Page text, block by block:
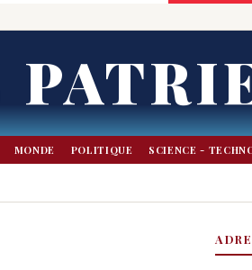
MONDE POLITIQUE SCIENCE -